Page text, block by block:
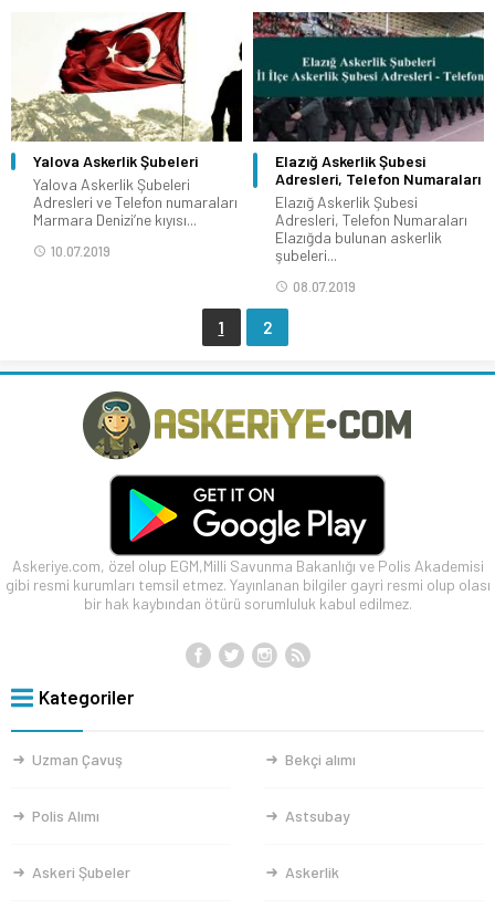
Yalova Askerlik Şubeleri
Yalova Askerlik Şubeleri
Adresleri ve Telefon numaraları
Marmara Denizi’ne kıyısı...
10.07.2019
Elazığ Askerlik Şubesi
Adresleri, Telefon Numaraları
Elazığ Askerlik Şubesi
Adresleri, Telefon Numaraları
Elazığda bulunan askerlik
şubeleri...
08.07.2019
1 2
Askeriye.com, özel olup EGM,Milli Savunma Bakanlığı ve Polis Akademisi
gibi resmi kurumları temsil etmez. Yayınlanan bilgiler gayri resmi olup olası
bir hak kaybından ötürü sorumluluk kabul edilmez.
Kategoriler
Uzman Çavuş Bekçi alımı
Polis Alımı Astsubay
Askeri Şubeler Askerlik